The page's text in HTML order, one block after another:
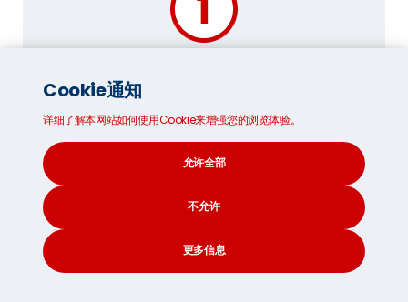
首先，清理物品很重要并决定下来哪些物品
要带走。为要出售，捐赠，抛弃和托运走的
物品进行优先排序。然后，提前计划并规整
出哪些物品需放置在特定的纸盒中，以便到
Cookie通知
详细了解本网站如何使用Cookie来增强您的浏览体验。
允许全部
不允许
更多信息